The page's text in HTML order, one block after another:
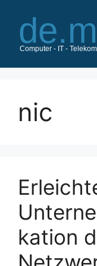
Inhalt
springen
nic
kation